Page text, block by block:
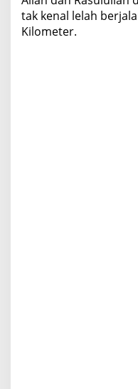
tak kenal lelah
Kilometer.